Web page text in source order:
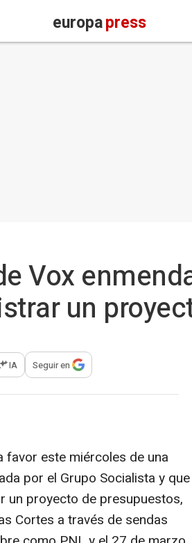
europapress
Vox
un
para compartir
IA Seguir en
favor este miércoles de una
por el Grupo Socialista y que
un proyecto de presupuestos,
Cortes a través de sendas